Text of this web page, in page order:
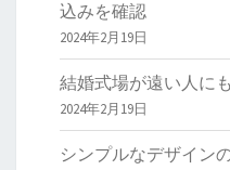
込みを確認
2024年2月19日
結婚式場が遠い人に
2024年2月19日
シンプルなデザイン